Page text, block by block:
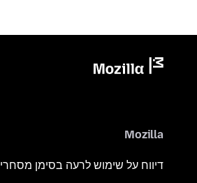
Mozilla
דיווח על שימוש לרעה בסימן מסחרי